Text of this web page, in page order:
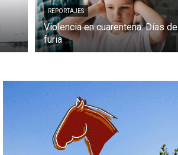
REPORTAJES
Violencia en cuarentena: Días de
furia